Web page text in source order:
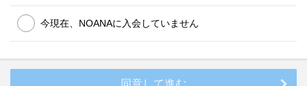
第１条 目的
項に定義します。）によって構成され、本アーティストを応援
今現在、NOANAに入会していません